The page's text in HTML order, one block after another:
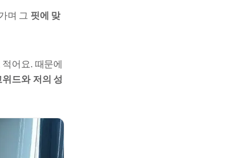
며 그 핏에 맞
어요. 때문에
위드와 저의 성